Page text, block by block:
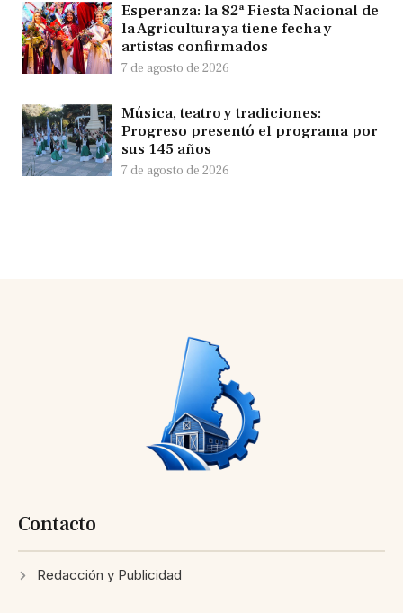
Esperanza: la 82ª Fiesta Nacional de
la Agricultura ya tiene fecha y
artistas confirmados
7 de agosto de 2026
Música, teatro y tradiciones:
Progreso presentó el programa por
sus 145 años
7 de agosto de 2026
Contacto
Redacción y Publicidad